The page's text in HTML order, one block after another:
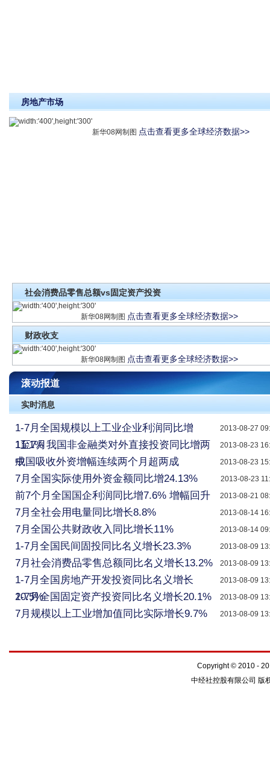
房地产
新华08网制图 点击查看更多全球经济数据>>
社会消费品零售总额vs固定资产投资
新华08网制图 点击查看更多全球经济数据>>
财政收支
新华08网制图 点击查看更多全球经济数据>>
滚动报道
实时消息
2013-08-27
1-7月全国规模以上工业企业利润同比增
11.1%
2013-08-23
1至7月我国非金融类对外直接投资同比增两
成
2013-08-23
中国吸收外资增幅连续两个月超两成
2013-08-23
7月全国实际使用外资金额同比增24.13%
2013-08-21
前7个月全国国企利润同比增7.6% 增幅回升
2013-08-14
7月全社会用电量同比增长8.8%
2013-08-14
7月全国公共财政收入同比增长11%
2013-08-09
1-7月全国民间固投同比名义增长23.3%
2013-08-09
7月社会消费品零售总额同比名义增长13.2%
2013-08-09
1-7月全国房地产开发投资同比名义增长
20.5%
2013-08-09
1-7月全国固定资产投资同比名义增长20.1%
2013-08-09
7月规模以上工业增加值同比实际增长9.7%
Copyright © 2010 -
中经社控股有限公司 版